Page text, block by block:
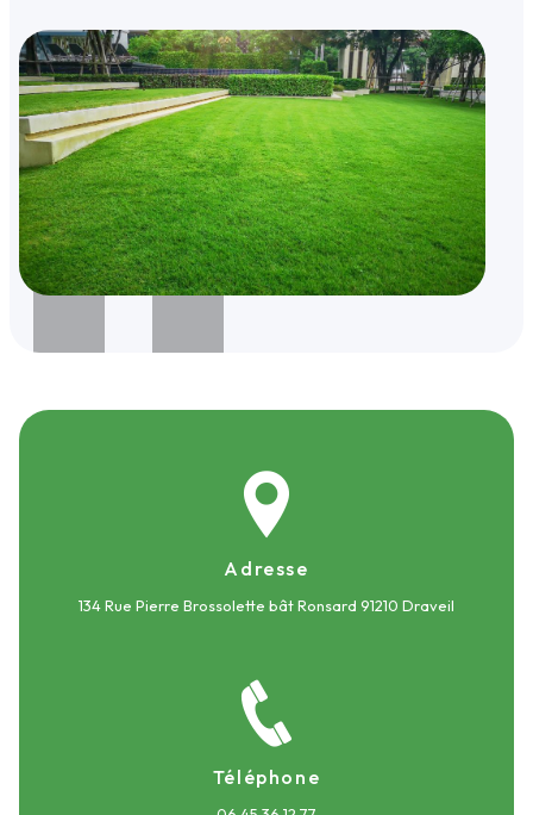
Adresse
134 Rue Pierre Brossolette bât Ronsard 91210 Draveil
Téléphone